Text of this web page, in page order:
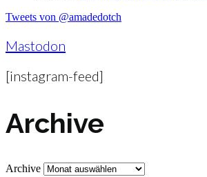
Tweets von @amadedotch
Mastodon
[instagram-feed]
Archive
Archive